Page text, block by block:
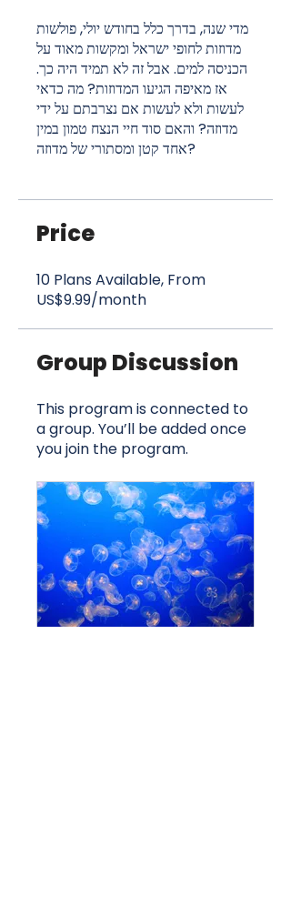
מדי שנה, בדרך כלל בחודש יולי, פולשות
מדוזות לחופי ישראל ומקשות מאוד על
הכניסה למים. אבל זה לא תמיד היה כך.
אז מאיפה הגיעו המדוזות? מה כדאי
לעשות ולא לעשות אם נצרבתם על ידי
מדוזה? והאם סוד חיי הנצח טמון במין
אחד קטן ומסתורי של מדוזה?
Price
10 Plans Available, From
US$9.99/month
Group Discussion
This program is connected to
a group. You’ll be added once
you join the program.